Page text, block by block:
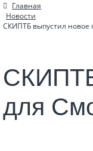
Главная
Новости
СКИПТБ выпустил
для